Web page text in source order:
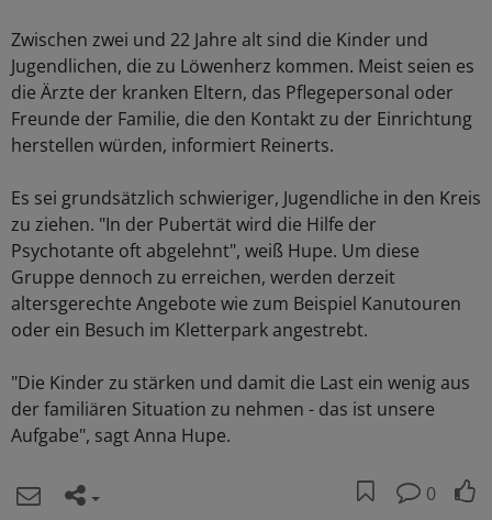
Zwischen zwei und 22 Jahre alt sind die Kinder und
Jugendlichen, die zu Löwenherz kommen. Meist seien es
die Ärzte der kranken Eltern, das Pflegepersonal oder
Freunde der Familie, die den Kontakt zu der Einrichtung
herstellen würden, informiert Reinerts.
Es sei grundsätzlich schwieriger, Jugendliche in den Kreis
zu ziehen. "In der Pubertät wird die Hilfe der
Psychotante oft abgelehnt", weiß Hupe. Um diese
Gruppe dennoch zu erreichen, werden derzeit
altersgerechte Angebote wie zum Beispiel Kanutouren
oder ein Besuch im Kletterpark angestrebt.
"Die Kinder zu stärken und damit die Last ein wenig aus
der familiären Situation zu nehmen - das ist unsere
Aufgabe", sagt Anna Hupe.
0